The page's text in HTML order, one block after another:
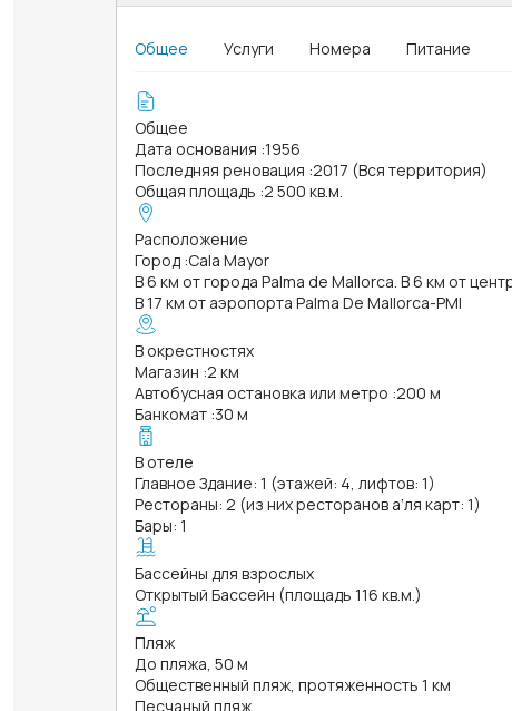
Общее Услуги Номера Питание
Общее
Дата основания :1956
Последняя реновация :2017 (Вся территория)
Общая площадь :2 500 кв.м.
Расположение
Город :Cala Mayor
В 6 км от города Palma de Mallorca. В 6 км от
В 17 км от аэропорта Palma De Mallorca-PMI
В окрестностях
Магазин :2 км
Автобусная остановка или метро :200 м
Банкомат :30 м
В отеле
Главное Здание: 1 (этажей: 4, лифтов: 1)
Рестораны: 2 (из них ресторанов а’ля карт: 1)
Бары: 1
Бассейны для взрослых
Открытый Бассейн (площадь 116 кв.м.)
Пляж
До пляжа, 50 м
Общественный пляж, протяженность 1 км
Песчаный пляж